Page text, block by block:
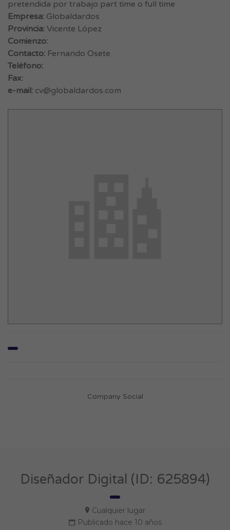
pretendida por trabajo part time o full time
Empresa: Globaldardos
Provincia: Vicente López
Comienzo:
Contacto: Fernando Osete
Teléfono:
Fax:
e-mail: cv@globaldardos.com
Company Social
Diseñador Digital (ID: 625894)
Cualquier lugar
Publicado hace 10 años